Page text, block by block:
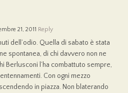
21, 2011 Reply
dell’odio. Quella di sabato è stata
spontanea, di chi davvero non ne
Berlusconi l’ha combattuto sempre,
Con ogni mezzo
in piazza. Non blaterando